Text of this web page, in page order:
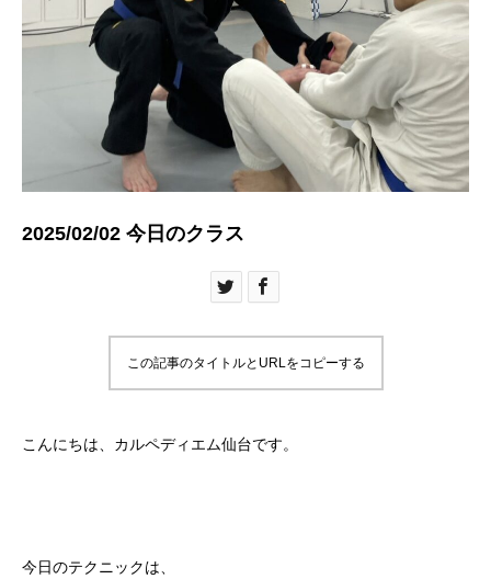
2025/02/02 今日のクラス
この記事のタイトルとURLをコピーする
こんにちは、カルペディエム仙台です。
今日のテクニックは、